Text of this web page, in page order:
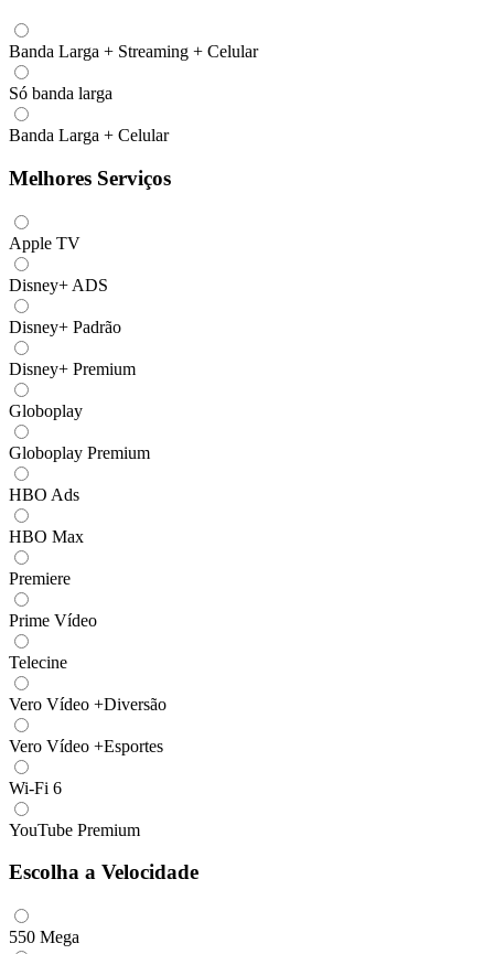
Banda Larga + Streaming + Celular
Só banda larga
Banda Larga + Celular
Melhores Serviços
Apple TV
Disney+ ADS
Disney+ Padrão
Disney+ Premium
Globoplay
Globoplay Premium
HBO Ads
HBO Max
Premiere
Prime Vídeo
Telecine
Vero Vídeo +Diversão
Vero Vídeo +Esportes
Wi-Fi 6
YouTube Premium
Escolha a Velocidade
550 Mega